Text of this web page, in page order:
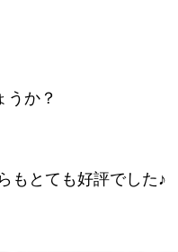
うか？
もとても好評でした♪